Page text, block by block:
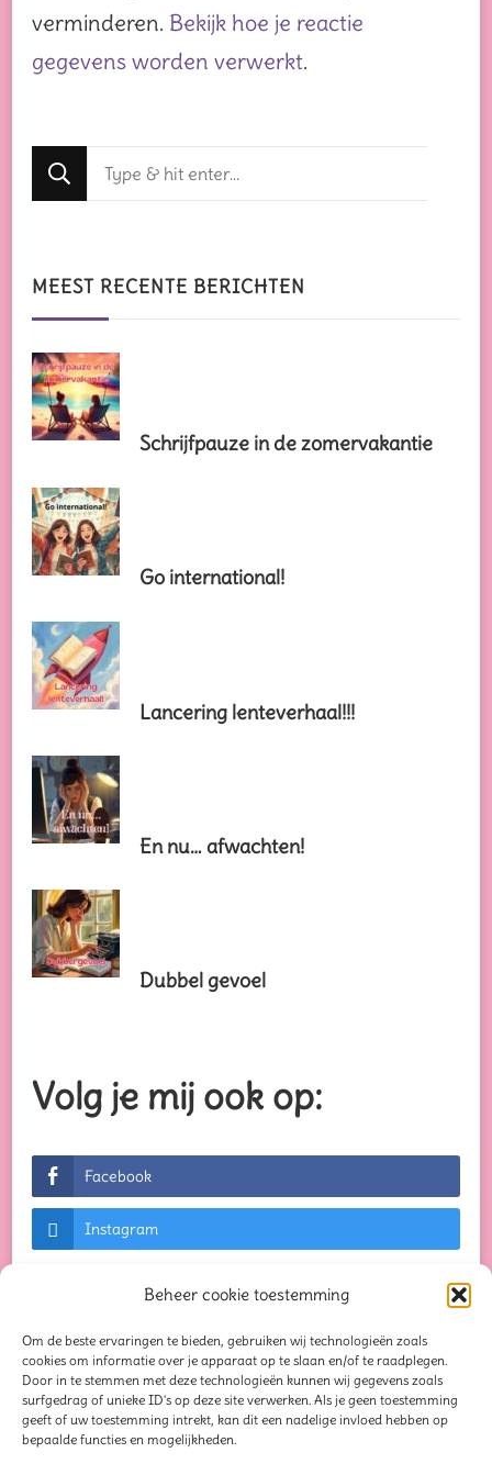
Beheer cookie toestemming
Om de beste ervaringen te bieden, gebruiken wij technologieën zoals
cookies om informatie over je apparaat op te slaan en/of te raadplegen.
Door in te stemmen met deze technologieën kunnen wij gegevens zoals
surfgedrag of unieke ID's op deze site verwerken. Als je geen toestemming
geeft of uw toestemming intrekt, kan dit een nadelige invloed hebben op
bepaalde functies en mogelijkheden.
verminderen. Bekijk hoe je reactie
gegevens worden verwerkt.
Op
zoek
iets?
MEEST RECENTE BERICHTEN
Schrijfpauze in de zomervakantie
Go international!
Lancering lenteverhaal!!!
En nu… afwachten!
Dubbel gevoel
Volg je mij ook op:
Facebook
Instagram
© Auteursrechten 2026Creaties waar je blij van
wordt.... Alle rechten voorbehouden. Chic Lite |
Ontwikkeld doorRara Themes. Mogelijk